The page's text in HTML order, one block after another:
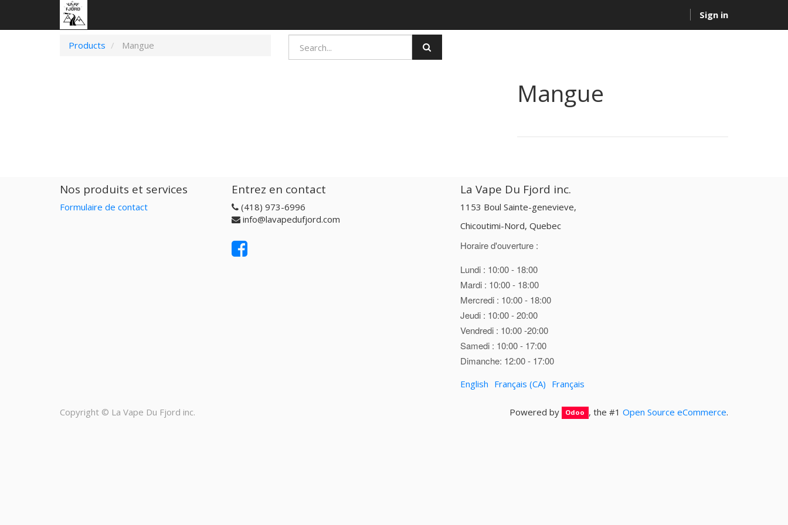
Sign in
Products Mangue
Mangue
Nos produits et services
Formulaire de contact
Entrez en contact
(418) 973-6996
info@lavapedufjord.com
La Vape Du Fjord inc.
1153 Boul Sainte-genevieve,
Chicoutimi-Nord, Quebec
Horaire d'ouverture :
Lundi : 10:00 - 18:00
Mardi : 10:00 - 18:00
Mercredi : 10:00 - 18:00
Jeudi : 10:00 - 20:00
Vendredi : 10:00 -20:00
Samedi : 10:00 - 17:00
Dimanche: 12:00 - 17:00
English Français (CA) Français
Powered by Odoo , the #1 Open Source eCommerce.
Copyright © La Vape Du Fjord inc.